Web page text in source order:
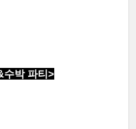
수박 파티>